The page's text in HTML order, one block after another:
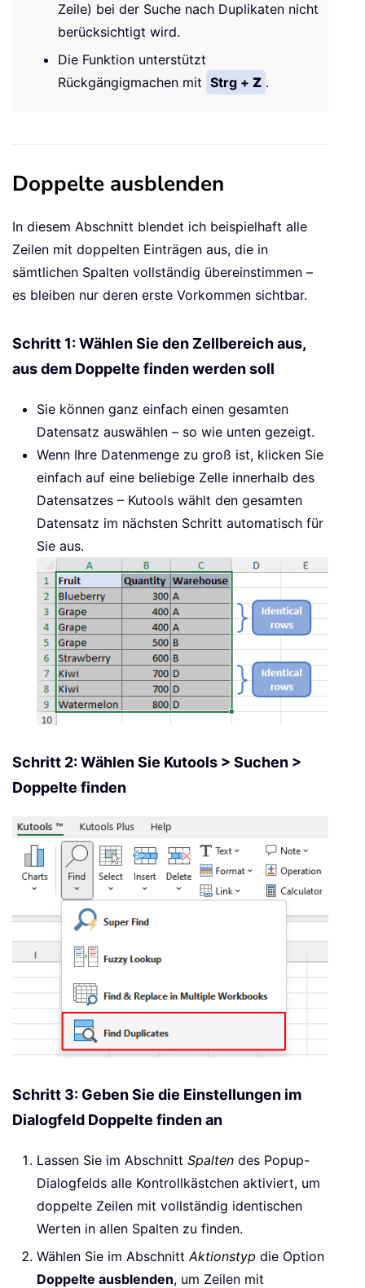
Zeile) bei der Suche nach Duplikaten nicht
berücksichtigt wird.
Die Funktion unterstützt
Rückgängigmachen mit Strg + Z .
Doppelte ausblenden
In diesem Abschnitt blendet ich beispielhaft alle
Zeilen mit doppelten Einträgen aus, die in
sämtlichen Spalten vollständig übereinstimmen –
es bleiben nur deren erste Vorkommen sichtbar.
Schritt 1: Wählen Sie den Zellbereich aus,
aus dem Doppelte finden werden soll
Sie können ganz einfach einen gesamten
Datensatz auswählen – so wie unten gezeigt.
Wenn Ihre Datenmenge zu groß ist, klicken Sie
einfach auf eine beliebige Zelle innerhalb des
Datensatzes – Kutools wählt den gesamten
Datensatz im nächsten Schritt automatisch für
Sie aus.
Schritt 2: Wählen Sie Kutools > Suchen >
Doppelte finden
Schritt 3: Geben Sie die Einstellungen im
Dialogfeld Doppelte finden an
Lassen Sie im Abschnitt Spalten des Popup-
Dialogfelds alle Kontrollkästchen aktiviert, um
doppelte Zeilen mit vollständig identischen
Werten in allen Spalten zu finden.
Wählen Sie im Abschnitt Aktionstyp die Option
Doppelte ausblenden, um Zeilen mit